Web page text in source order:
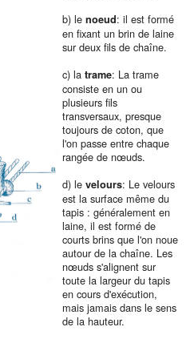
b) le noeud: il est formé
en fixant un brin de laine
sur deux fils de chaîne.
c) la trame: La trame
consiste en un ou
plusieurs fils
transversaux, presque
toujours de coton, que
l'on passe entre chaque
rangée de nœuds.
d) levelours: Le velours
est la surface même du
tapis : généralement en
laine, il est formé de
courts brins que l'on noue
autour de la chaîne. Les
nœuds s'alignent sur
toute la largeur du tapis
en cours d'exécution,
mais jamais dans le sens
de la hauteur.